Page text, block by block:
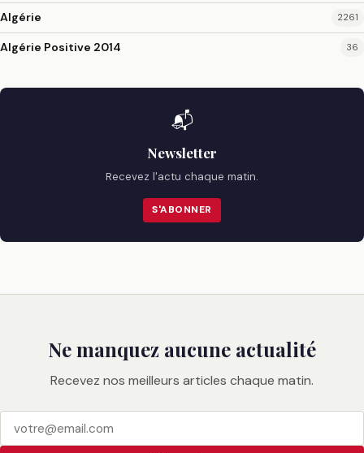
Algérie 2261
Algérie Positive 2014 36
📬
Newsletter
Recevez l'actu chaque matin.
S'ABONNER
Ne manquez aucune actualité
Recevez nos meilleurs articles chaque matin.